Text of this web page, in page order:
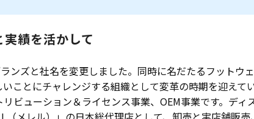
績を活かして
ンズと社名を変更しました。同時に名だたるフットウ
ことにチャレンジする組織として変革の時期を迎えてい
ビューション＆ライセンス事業、OEM事業です。デ